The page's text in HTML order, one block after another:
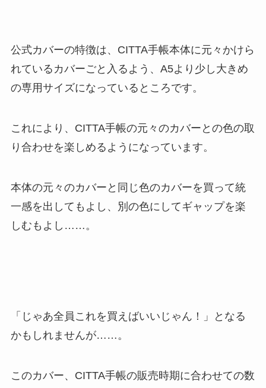
公式カバーの特徴は、CITTA手帳本体に元々かけら
れているカバーごと入るよう、 A5より少し大きめ
の専用サイズになっているところです。
これにより、CITTA手帳の元々のカバーとの色の取
り合わせを楽しめるようになっています。
本体の元々のカバーと同じ色のカバーを買って統
一感を出してもよし、別の色にしてギャップを楽
しむもよし……。
「じゃあ全員これを買えばいいじゃん！」となる
かもしれませんが……。
このカバー、CITTA手帳の販売時期に合わせての数